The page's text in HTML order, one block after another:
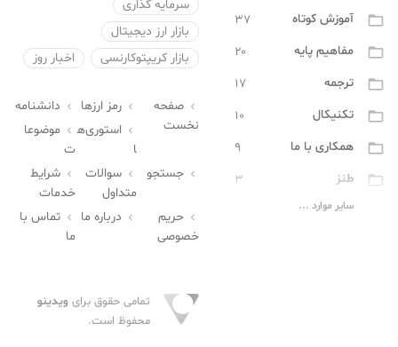
 آموزش کوتاه ۳۷
 مفاهیم پایه ۲۰
 ترجمه ۱۷
 تکنیکال ۱۰
 همکاری با ما ۹
 طنز ۳
مفاهیم پیشرفته
سایر موارد ...
سرمایه گذاری
بازار ارز دیجیتال
بازار کریپتوکارنسی
اخبار روز
 صفحه
نخست
 رمز ارزها  دانشنامه

استوری‌ه
ا

موضوعا
ت
 جستجو  سوالات
متداول
 شرایط
خدمات
 حریم
خصوصی
 درباره ما  تماس با
ما
تمامی حقوق برای ویدینو
محفوظ است.